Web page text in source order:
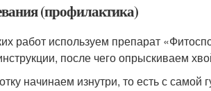
(профилактика)
работ используем препарат
после чего опрыскиваем
начинаем изнутри, то есть с самой